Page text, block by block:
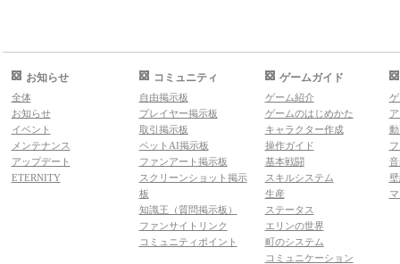
お知らせ
全体
お知らせ
イベント
メンテナンス
アップデート
ETERNITY
コミュニティ
自由掲示板
プレイヤー掲示板
取引掲示板
ペットAI掲示板
ファンアート掲示板
スクリーンショット掲示
板
知識王（質問掲示板）
ファンサイトリンク
コミュニティポイント
ゲームガイド
ゲーム紹介
ゲームのはじめかた
キャラクター作成
操作ガイド
基本戦闘
スキルシステム
生産
ステータス
エリンの世界
町のシステム
コミュニケーション